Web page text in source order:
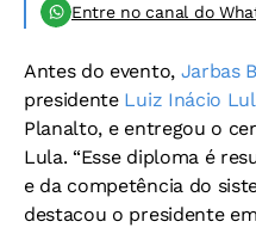
Entre no canal do
Antes do evento, Jarbas
presidente Luiz Inácio
Planalto, e entregou o
Lula. “Esse diploma é
e da competência do
destacou o presidente